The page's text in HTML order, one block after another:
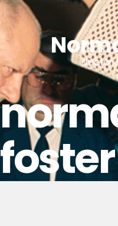
foster
doctor